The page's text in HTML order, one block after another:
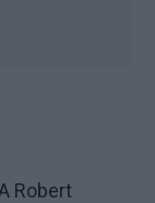
Robert